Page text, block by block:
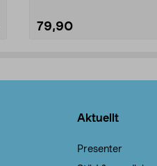
79,90
Aktuellt
Presenter